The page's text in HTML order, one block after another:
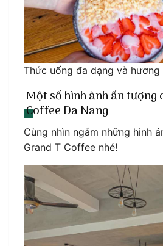
Thức uống đa dạng và hương
Một số hình ảnh ấn tượng
Coffee Da Nang
Cùng nhìn ngắm những hình
Grand T Coffee nhé!